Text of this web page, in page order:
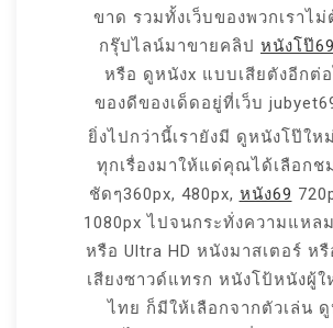
ขาด รวมทั้งเว็บของพวกเราไม่
กรุ๊ปไลน์มาขายคลิป หนังโป๊69
หรือ ดูหนังx แบบเสียตังอีกต่อ
ของดีของเด็ดอยู่ที่เว็บ
ยิ่งไปกว่านี้เรายังมี ดูหนังโป๊ใ
ทุกเรื่องมาให้แด่คุณได้เลือกช
ชัดๆ360px, 480px, หนัง69
1080px ไปจนกระทั่งความแหล
หรือ Ultra HD หนังมาสเตอร์ ห
เสียงซาวด์แทรก หนังโป้หนังผู้
ไทย ก็มีให้เลือกจากตัวเล่น